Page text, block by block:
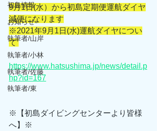
初島情報
お知らせ
執筆者/山岸
執筆者/小林
執筆者/佐藤
執筆者/東
9月1日(水）から初島定期便運航ダイヤ
減便になります
※2021年9月1日(水)運航ダイヤについ
て
https://www.hatsushima.jp/news/detail.p
hp?id=167
※【初島ダイビングセンターより皆様
へ】※